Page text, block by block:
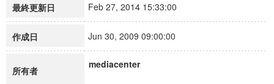
最終更新日 Feb 27, 2014 15:33:00
作成日 Jun 30, 2009 09:00:00
所有者
mediacenter